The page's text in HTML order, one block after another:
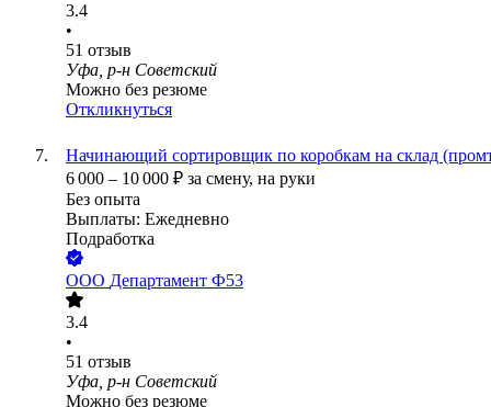
3.4
•
51 отзыв
Уфа, р-н Советский
Можно без резюме
Откликнуться
Начинающий сортировщик по коробкам на склад
6 000 – 10 000 ₽ за смену, на руки
Без опыта
Выплаты: Ежедневно
Подработка
ООО Департамент Ф53
3.4
•
51 отзыв
Уфа, р-н Советский
Можно без резюме